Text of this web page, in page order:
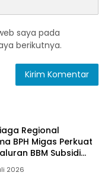
saya pada
berikutnya.
Regional
BPH Migas Perkuat
BBM Subsidi
Aplikasi XSTAR
2026